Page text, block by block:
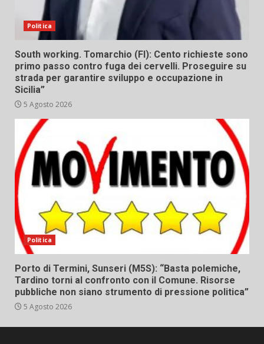
Politica
South working. Tomarchio (FI): Cento richieste sono
primo passo contro fuga dei cervelli. Proseguire su
strada per garantire sviluppo e occupazione in
Sicilia”
5 Agosto 2026
Politica
Porto di Termini, Sunseri (M5S): “Basta polemiche,
Tardino torni al confronto con il Comune. Risorse
pubbliche non siano strumento di pressione politica”
5 Agosto 2026